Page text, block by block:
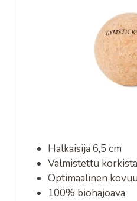
Halkaisija 6,5 cm
Valmistettu korkista
Optimaalinen
100% biohajoava